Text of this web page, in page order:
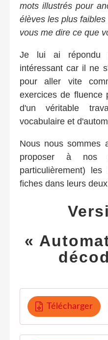
mots illustrés pour
élèves les plus
vous me dire ce que
Je lui ai répondu
intéressant car il ne
pour aller vite
exercices de fluence
d'un véritable
vocabulaire et
Nous nous sommes
proposer à nos
particulièrement)
fiches dans leurs
«
Télécharger